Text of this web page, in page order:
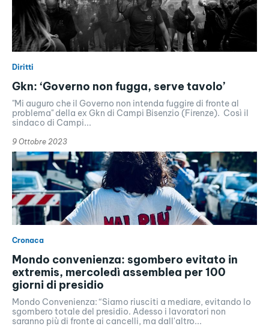
Diritti
Gkn: ‘Governo non fugga, serve tavolo’
"Mi auguro che il Governo non intenda fuggire di fronte al
problema" della ex Gkn di Campi Bisenzio (Firenze). Così il
sindaco di Campi...
9 Ottobre 2023
Cronaca
Mondo convenienza: sgombero evitato in
extremis, mercoledì assemblea per 100
giorni di presidio
Mondo Convenienza: “Siamo riusciti a mediare, evitando lo
sgombero totale del presidio. Adesso i lavoratori non
saranno più di fronte ai cancelli, ma dall'altro...